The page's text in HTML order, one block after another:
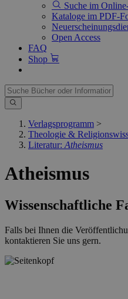
Suche im
Kataloge im PDF-
Open Access
FAQ
Shop
Verlagsprogramm >
Theologie &
Literatur: Atheismus
Atheismus
Wissenschaftliche
Falls bei Ihnen die
kontaktieren Sie uns gern.